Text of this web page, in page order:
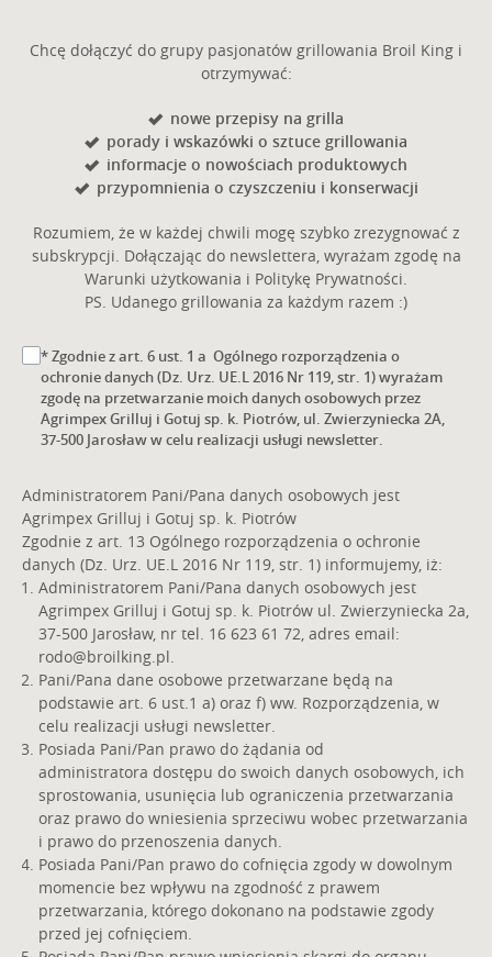
Chcę dołączyć do grupy pasjonatów grillowania Broil King i
otrzymywać:
nowe przepisy na grilla
porady i wskazówki o sztuce grillowania
informacje o nowościach produktowych
przypomnienia o czyszczeniu i konserwacji
Rozumiem, że w każdej chwili mogę szybko zrezygnować z
subskrypcji. Dołączając do newslettera, wyrażam zgodę na
Warunki użytkowania i Politykę Prywatności.
PS. Udanego grillowania za każdym razem :)
* Zgodnie z art. 6 ust. 1 a Ogólnego rozporządzenia o
ochronie danych (Dz. Urz. UE.L 2016 Nr 119, str. 1) wyrażam
zgodę na przetwarzanie moich danych osobowych przez
Agrimpex Grilluj i Gotuj sp. k. Piotrów, ul. Zwierzyniecka 2A,
37-500 Jarosław w celu realizacji usługi newsletter.
Administratorem Pani/Pana danych osobowych jest
Agrimpex Grilluj i Gotuj sp. k. Piotrów
Zgodnie z art. 13 Ogólnego rozporządzenia o ochronie
danych (Dz. Urz. UE.L 2016 Nr 119, str. 1) informujemy, iż:
Administratorem Pani/Pana danych osobowych jest
Agrimpex Grilluj i Gotuj sp. k. Piotrów ul. Zwierzyniecka 2a,
37-500 Jarosław, nr tel. 16 623 61 72, adres email:
rodo@broilking.pl
Pani/Pana dane osobowe przetwarzane będą na
podstawie art. 6 ust.1 a) oraz f) ww. Rozporządzenia, w
celu realizacji usługi newsletter.
Posiada Pani/Pan prawo do żądania od
administratora dostępu do swoich danych osobowych, ich
sprostowania, usunięcia lub ograniczenia przetwarzania
oraz prawo do wniesienia sprzeciwu wobec przetwarzania
i prawo do przenoszenia danych.
Posiada Pani/Pan prawo do cofnięcia zgody w dowolnym
momencie bez wpływu na zgodność z prawem
przetwarzania, którego dokonano na podstawie zgody
przed jej cofnięciem.